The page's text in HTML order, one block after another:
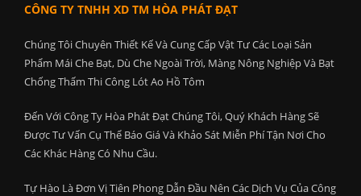
CÔNG TY TNHH XD TM HÒA PHÁT ĐẠT
Chúng Tôi Chuyên Thiết Kế Và Cung Cấp Vật Tư Các Loại Sản
Phẩm Mái Che Bạt, Dù Che Ngoài Trời, Màng Nông Nghiệp Và Bạt
Chống Thấm Thi Công Lót Ao Hồ Tôm
Đến Với Công Ty Hòa Phát Đạt Chúng Tôi, Quý Khách Hàng Sẽ
Được Tư Vấn Cụ Thể Báo Giá Và Khảo Sát Miễn Phí Tận Nơi Cho
Các Khác Hàng Có Nhu Cầu.
Tự Hào Là Đơn Vị Tiên Phong Dẫn Đầu Nên Các Dịch Vụ Của Công